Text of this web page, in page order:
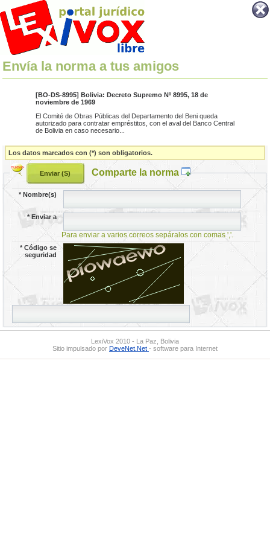
Envía la norma a tus amigos
[BO-DS-8995] Bolivia: Decreto Supremo Nº 8995, 18 de
noviembre de 1969
El Comité de Obras Públicas del Departamento del Beni queda
autorizado para contratar empréstitos, con el aval del Banco Central
de Bolivia en caso necesario...
Los datos marcados con (*) son obligatorios.
Comparte la norma
*Nombre(s)
*Enviar a
Para enviar a varios correos sepáralos con comas ','.
*Código se
seguridad
LexiVox 2010 - La Paz, Bolivia
Sitio impulsado por DeveNet.Net - software para Internet